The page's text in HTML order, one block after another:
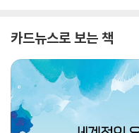
카드뉴스로 보는 책